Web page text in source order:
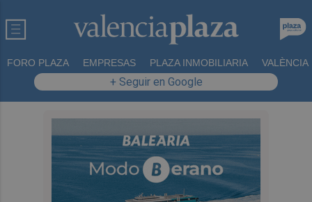
FORO PLAZA EMPRESAS PLAZA INMOBILIARIA VALÈNCIA
+ Seguir en Google